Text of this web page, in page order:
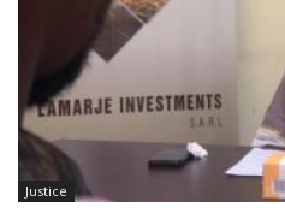
Justice